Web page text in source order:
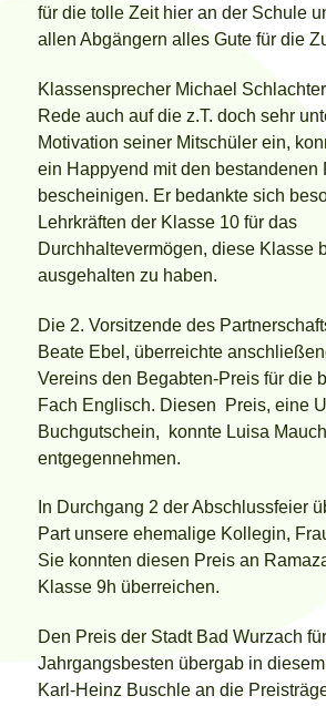
für die tolle Zeit hier an der Schule
allen Abgängern alles Gute für die
Klassensprecher Michael
Rede auch auf die z.T. doch sehr
Motivation seiner Mitschüler ein,
ein Happyend mit den bestandenen
bescheinigen. Er bedankte sich
Lehrkräften der Klasse 10 für das
Durchhaltevermögen, diese Klasse
ausgehalten zu haben.
Die 2. Vorsitzende des
Beate Ebel, überreichte
Vereins den Begabten-Preis für die
Fach Englisch. Diesen Preis, eine
Buchgutschein, konnte Luisa
entgegennehmen.
In Durchgang 2 der Abschlussfeier
Part unsere ehemalige Kollegin,
Sie konnten diesen Preis an
Klasse 9h überreichen.
Den Preis der Stadt Bad Wurzach
Jahrgangsbesten übergab in
Karl-Heinz Buschle an die